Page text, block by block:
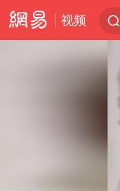
视频